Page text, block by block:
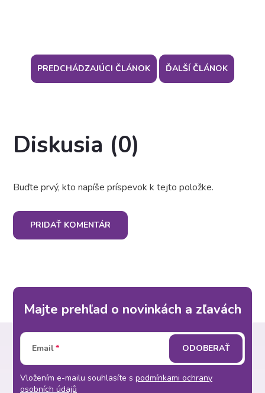
PREDCHÁDZAJÚCI ČLÁNOK ĎALŠÍ ČLÁNOK
Diskusia (0)
Buďte prvý, kto napíše príspevok k tejto položke.
PRIDAŤ KOMENTÁR
Majte prehľad o novinkách a zľavách
Email
Vložením e-mailu souhlasíte s podmínkami ochrany
osobních údajů
ODOBERAŤ